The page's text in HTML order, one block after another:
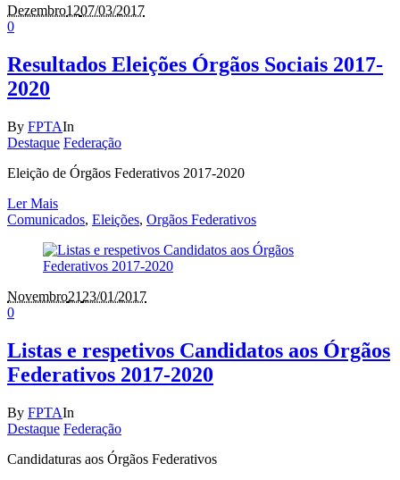
Dezembro1207/03/2017
0
Resultados Eleições Órgãos Sociais 2017-
2020
By FPTAIn
Destaque Federação
Eleição de Órgãos Federativos 2017-2020
Ler Mais
Comunicados, Eleições, Orgãos Federativos
Novembro21 23/01/2017
0
Listas e respetivos Candidatos aos Órgãos
Federativos 2017-2020
By FPTAIn
Destaque Federação
Candidaturas aos Órgãos Federativos